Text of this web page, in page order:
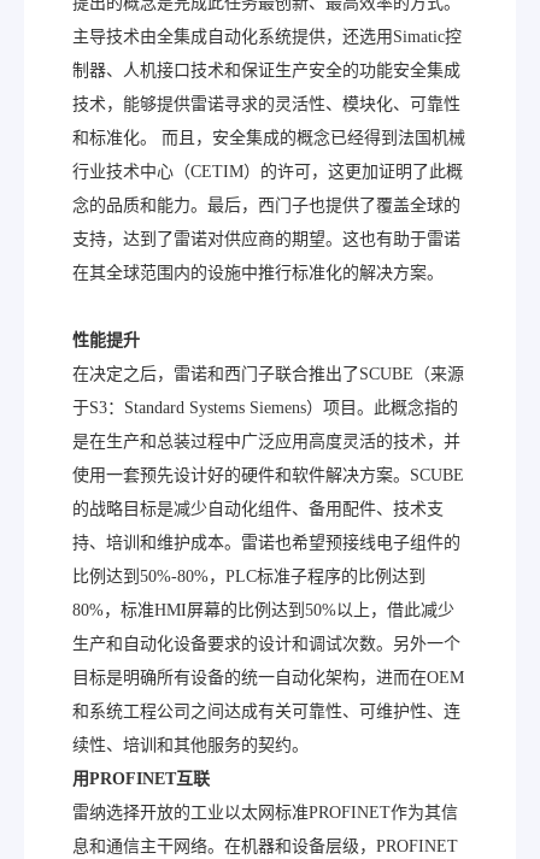
主导技术由全集成自动化系统提供，还选用Simatic控
制器、人机接口技术和保证生产安全的功能安全集成
技术，能够提供雷诺寻求的灵活性、模块化、可靠性
和标准化。 而且，安全集成的概念已经得到法国机械
行业技术中心（CETIM）的许可，这更加证明了此概
念的品质和能力。最后，西门子也提供了覆盖全球的
支持，达到了雷诺对供应商的期望。这也有助于雷诺
在其全球范围内的设施中推行标准化的解决方案。
性能提升
在决定之后，雷诺和西门子联合推出了SCUBE（来源
于S3：Standard Systems Siemens）项目。此概念指的
是在生产和总装过程中广泛应用高度灵活的技术，并
使用一套预先设计好的硬件和软件解决方案。SCUBE
的战略目标是减少自动化组件、备用配件、技术支
持、培训和维护成本。雷诺也希望预接线电子组件的
比例达到50%-80%，PLC标准子程序的比例达到
80%，标准HMI屏幕的比例达到50%以上，借此减少
生产和自动化设备要求的设计和调试次数。另外一个
目标是明确所有设备的统一自动化架构，进而在OEM
和系统工程公司之间达成有关可靠性、可维护性、连
续性、培训和其他服务的契约。
用PROFINET互联
雷纳选择开放的工业以太网标准PROFINET作为其信
息和通信主干网络。在机器和设备层级，PROFINET